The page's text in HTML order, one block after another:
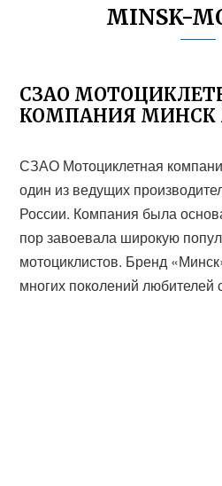
MINSK-
СЗАО
КОМПАНИЯ МИНСК
СЗАО Мотоциклетная
один из ведущих
России. Компания была
пор завоевала широкую
мотоциклистов. Бренд
многих поколений любителей